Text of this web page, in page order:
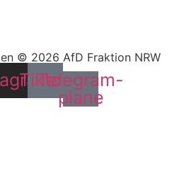
© 2026 AfD Fraktion NRW
Tiktok
Telegram-
plane